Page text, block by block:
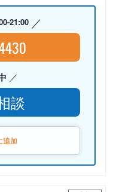
21:00
談
追加